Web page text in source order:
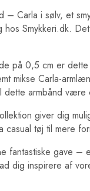
– Carla i sølv, et
hos Smykkeri.dk.
på 0,5 cm er dette
mikse Carla-
dette armbånd
giver dig
casual tøj til mere
fantastiske gave –
dig inspirere af